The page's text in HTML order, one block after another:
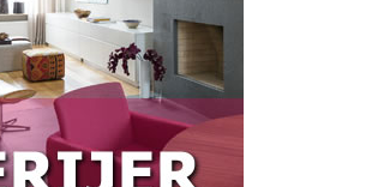
stana na kredit -
i skriveni troškovi
obaveze
je telehendler važan na